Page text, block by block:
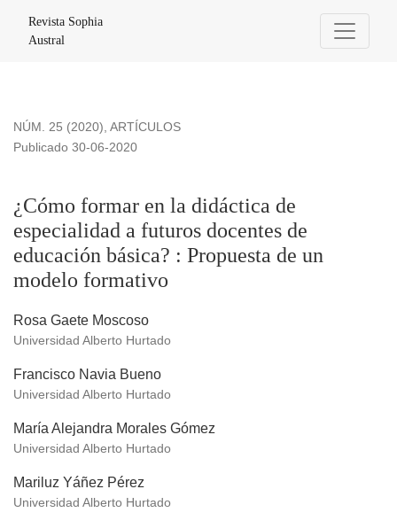
Revista Sophia
Austral
NÚM. 25 (2020), ARTÍCULOS
¿Cómo formar en la didáctica de
especialidad a futuros docentes de
educación básica? : Propuesta de un
modelo formativo
Publicado 30-06-2020
Rosa Gaete Moscoso
Universidad Alberto Hurtado
Francisco Navia Bueno
Universidad Alberto Hurtado
María Alejandra Morales Gómez
Universidad Alberto Hurtado
Mariluz Yáñez Pérez
Universidad Alberto Hurtado